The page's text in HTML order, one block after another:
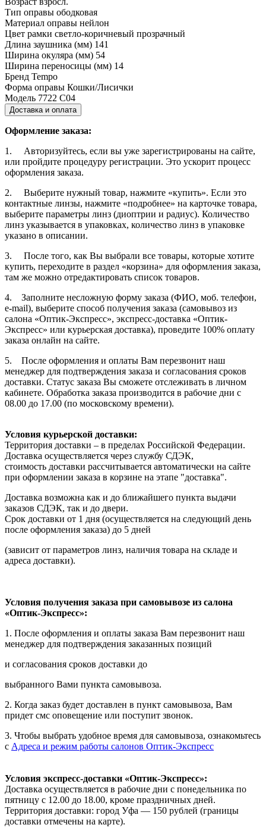
Тип оправы ободковая
Материал оправы нейлон
Цвет рамки светло-коричневый прозрачный
Длина заушника (мм) 141
Ширина окуляра (мм) 54
Ширина переносицы (мм) 14
Бренд Tempo
Форма оправы Кошки/Лисички
Модель 7722 С04
Доставка и оплата
Оформление заказа:
1. Авторизуйтесь, если вы уже зарегистрированы на сайте,
или пройдите процедуру регистрации. Это ускорит процесс
оформления заказа.
2. Выберите нужный товар, нажмите «купить». Если это
контактные линзы, нажмите «подробнее» на карточке товара,
выберите параметры линз (диоптрии и радиус). Количество
линз указывается в упаковках, количество линз в упаковке
указано в описании.
3. После того, как Вы выбрали все товары, которые хотите
купить, переходите в раздел «корзина» для оформления заказа,
там же можно отредактировать список товаров.
4. Заполните несложную форму заказа (ФИО, моб. телефон,
e-mail), выберите способ получения заказа (самовывоз из
салона «Оптик-Экспресс», экспресс-доставка «Оптик-
Экспресс» или курьерская доставка), проведите 100% оплату
заказа онлайн на сайте.
5. После оформления и оплаты Вам перезвонит наш
менеджер для подтверждения заказа и согласования сроков
доставки. Статус заказа Вы сможете отслеживать в личном
кабинете. Обработка заказа производится в рабочие дни с
08.00 до 17.00 (по московскому времени).
Условия курьерской доставки:
Территория доставки – в пределах Российской Федерации.
Доставка осуществляется через службу СДЭК,
стоимость доставки рассчитывается автоматически на сайте
при оформлении заказа в корзине на этапе "доставка".
Доставка возможна как и до ближайшего пункта выдачи
заказов СДЭК, так и до двери.
Срок доставки от 1 дня (осуществляется на следующий день
после оформления заказа) до 5 дней
(зависит от параметров линз, наличия товара на складе и
адреса доставки).
Условия получения заказа при самовывозе из салона
«Оптик-Экспресс»:
1. После оформления и оплаты заказа Вам перезвонит наш
менеджер для подтверждения заказанных позиций
и согласования сроков доставки до
выбранного Вами пункта самовывоза.
2. Когда заказ будет доставлен в пункт самовывоза, Вам
придет смс оповещение или поступит звонок.
3. Чтобы выбрать удобное время для самовывоза, ознакомьтесь
с Адреса и режим работы салонов Оптик-Экспресс
Условия экспресс-доставки «Оптик-Экспресс»:
Доставка осуществляется в рабочие дни с понедельника по
пятницу с 12.00 до 18.00, кроме праздничных дней.
Территория доставки: город Уфа — 150 рублей (границы
доставки отмечены на карте).